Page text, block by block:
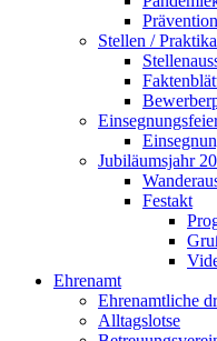
Stellen / Praktika
Jubiläumsjahr
Festakt
Ehrenamt
Ehrenamtliche
Alltagslotse